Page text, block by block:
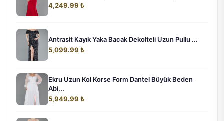
4,249.99 ₺
Antrasit Kayık Yaka Bacak Dekolteli Uzun Pullu ...
5,099.99 ₺
Ekru Uzun Kol Korse Form Dantel Büyük Beden
Abi...
5,949.99 ₺